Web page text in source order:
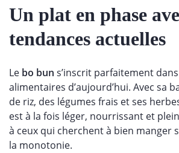
Un plat en phase
tendances actuelles
Le bo bun s’inscrit parfaitement
alimentaires d’aujourd’hui. Avec sa
de riz, des légumes frais et ses
est à la fois léger, nourrissant et
à ceux qui cherchent à bien manger
la monotonie.